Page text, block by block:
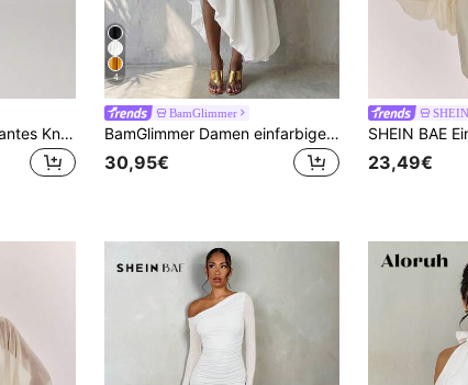
NYA SZN Damen elegantes Knielanges Kleid mit hohem Kragen, plissiert und figurbetont, Sommer
4
BamGlimmer
BamGlimmer Damen einfarbiges langes Modekleid mit Rundhalsausschnitt, Fledermausärmeln und asymmetrischem Saum
30,95€ 23,49€